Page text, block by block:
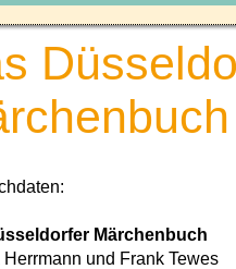
Märchenbuch
Herrmann und Frank Tewes